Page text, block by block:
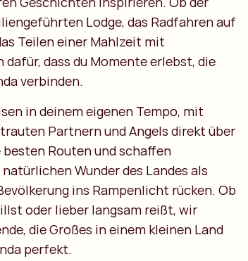
Lodge, das Radfahren auf
Teilen einer Mahlzeit mit
dass du Momente erlebst, die
verbinden.
in deinem eigenen Tempo, mit
Partnern und Angels direkt über
Routen und schaffen
Wunder des Landes als
ins Rampenlicht rücken. Ob
oder lieber langsam reißt, wir
die Großes in einem kleinen Land
perfekt.